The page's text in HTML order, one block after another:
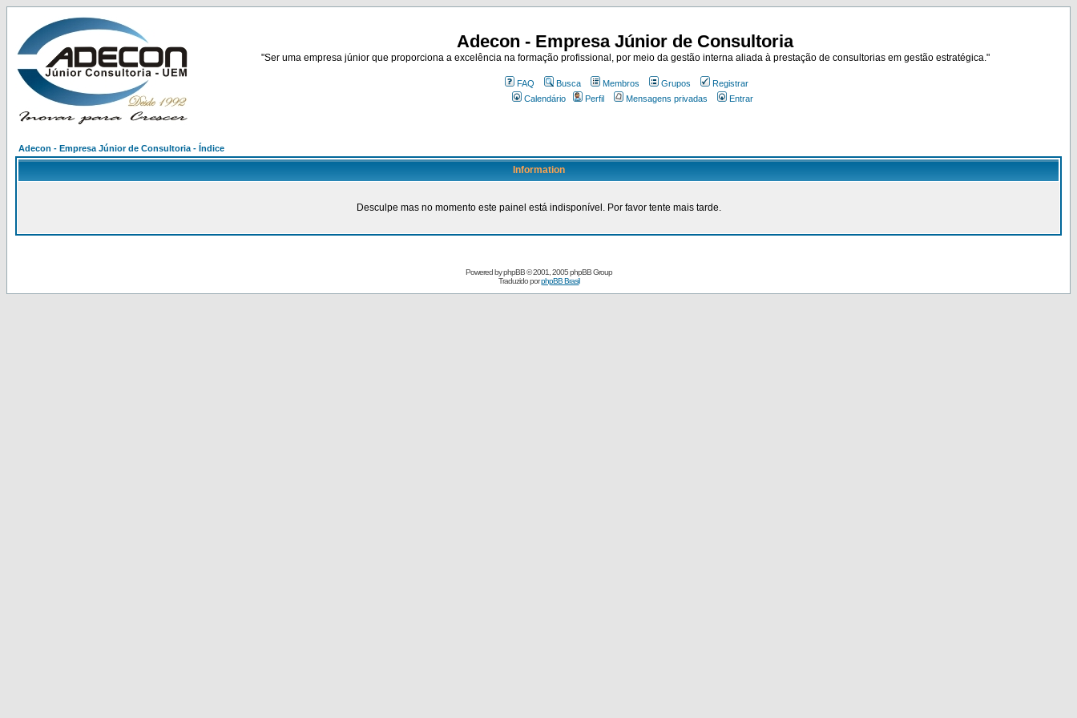
Adecon - Empresa Júnior de Consultoria
"Ser uma empresa júnior que proporciona a excelência na formação profissional, por meio da gestão interna aliada à prestação de consultorias em gestão estratégica."
FAQ Busca Membros Grupos
Registrar
Calendário
Perfil Mensagens privadas Entrar
Adecon - Empresa Júnior de Consultoria - Índice
Information
Desculpe mas no momento este painel está indisponível. Por favor tente mais tarde.
Powered byphpBB© 2001, 2005 phpBB Group
Traduzido porphpBB Brasil